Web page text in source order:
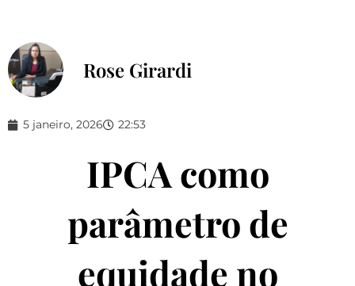
Rose Girardi
5 janeiro, 2026 22:53
IPCA como
parâmetro de
equidade no